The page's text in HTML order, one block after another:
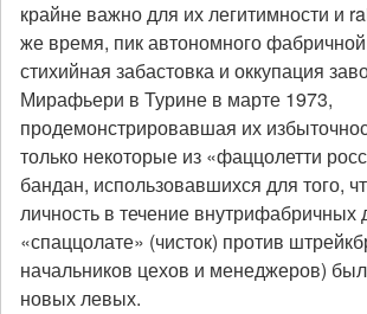
крайне важно для их легитимности и
же время, пик автономного
стихийная забастовка и оккупация
Мирафьери в Турине в марте 1973,
продемонстрировавшая их
только некоторые из «фаццолетти
бандан, использовавшихся для того,
личность в течение внутрифабричных
«спаццолате» (чисток) против
начальников цехов и менеджеров)
новых левых.